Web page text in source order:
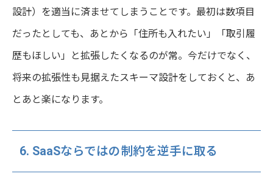
設計）を適当に済ませてしまうことです。最初は数項目
だったとしても、あとから「住所も入れたい」「取引履
歴もほしい」と拡張したくなるのが常。今だけでなく、
将来の拡張性も見据えたスキーマ設計をしておくと、あ
とあと楽になります。
6. SaaSならではの制約を逆手に取る